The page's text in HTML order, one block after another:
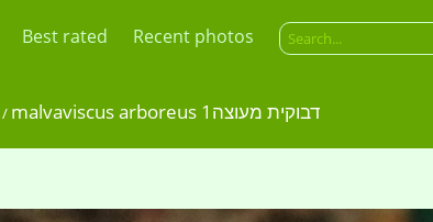
Best rated Recent photos
/ malvaviscus arboreus דבוקית מעוצה1